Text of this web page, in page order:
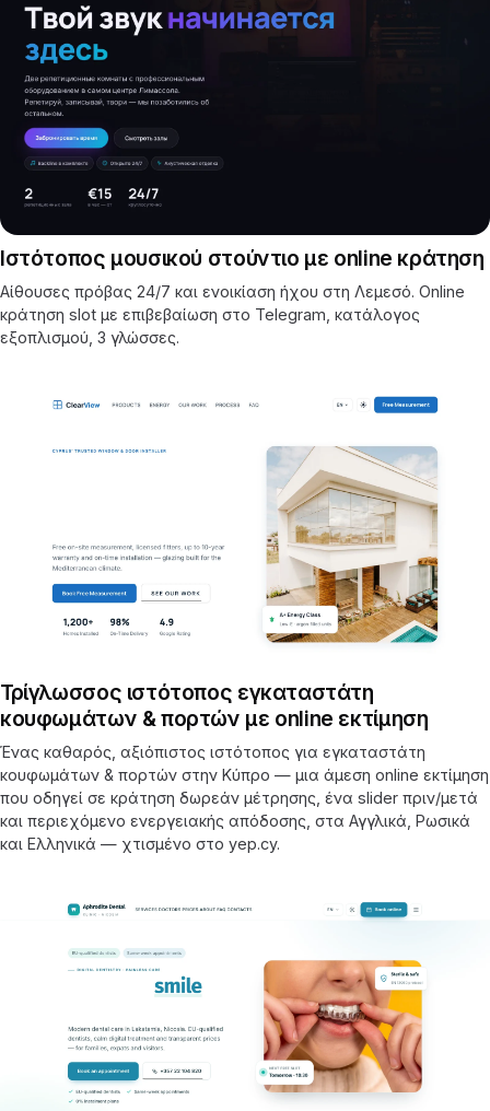
Ιστότοπος μουσικού στούντιο με online κράτηση
Αίθουσες πρόβας 24/7 και ενοικίαση ήχου στη Λεμεσό. Online
κράτηση slot με επιβεβαίωση στο Telegram, κατάλογος
εξοπλισμού, 3 γλώσσες.
Τρίγλωσσος ιστότοπος εγκαταστάτη
κουφωμάτων & πορτών με online εκτίμηση
Ένας καθαρός, αξιόπιστος ιστότοπος για εγκαταστάτη
κουφωμάτων & πορτών στην Κύπρο — μια άμεση online εκτίμηση
που οδηγεί σε κράτηση δωρεάν μέτρησης, ένα slider πριν/μετά
και περιεχόμενο ενεργειακής απόδοσης, στα Αγγλικά, Ρωσικά
και Ελληνικά — χτισμένο στο yep.cy.